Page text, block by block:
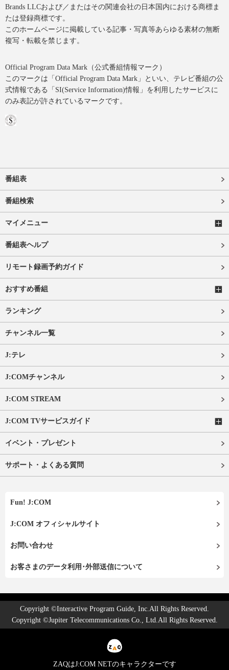
Brands LLCおよび／またはその関連会社の日本国内における商標ま
たは登録商標です。
このホームページに掲載している記事・写真等あらゆる素材の無断
複写・転載を禁じます。
Official Program Data Mark（公式番組情報マーク）
このマークは「Official Program Data Mark」といい、テレビ番組の公
式情報である「SI(Service Information)情報」を利用したサービスに
のみ表記が許されているマークです。
番組表
番組検索
マイメニュー
番組表ヘルプ
リモート録画予約ガイド
おすすめ番組
ランキング
チャンネル一覧
J:テレ
J:COMチャンネル
J:COM STREAM
J:COM TVサービスガイド
イベント・プレゼント
サポート・よくある質問
Fun! J:COM
J:COM オフィシャルサイト
お問い合わせ
お客さまのデータ利用･外部送信について
Copyright ©Interactive Program Guide, Inc.All Rights Reserved.
Copyright ©Jupiter Telecommunications Co., Ltd.All Rights Reserved.
ZAQはJ:COM NETのキャラクターです